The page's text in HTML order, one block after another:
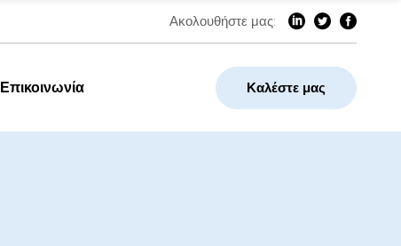
Ακολουθήστε μας:
Επικοινωνία Καλέστε μας